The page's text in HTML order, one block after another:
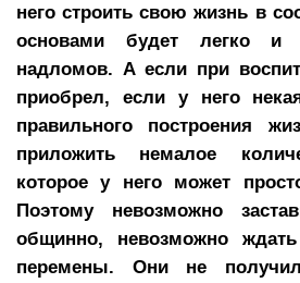
него строить свою жизнь в
основами будет легко и
надломов. А если при
приобрел, если у него
правильного построения
приложить немалое
которое у него может
Поэтому невозможно
общинно, невозможно
перемены. Они не